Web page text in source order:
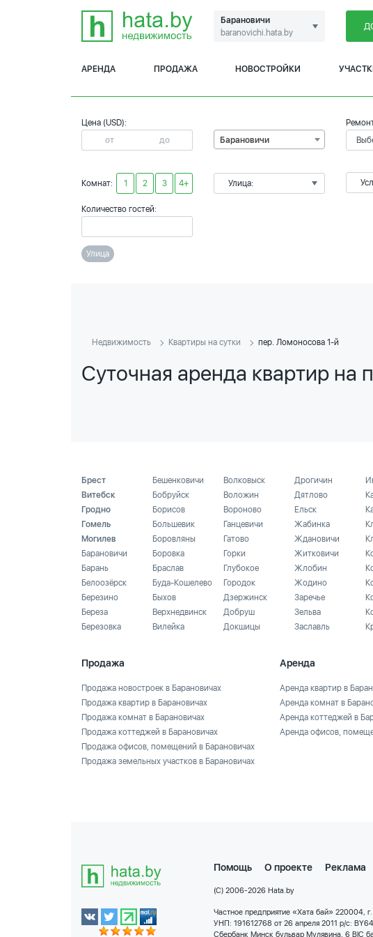
Барановичи
baranovichi.hata.by
АРЕНДА ПРОДАЖА НОВОСТРОЙКИ
Цена (USD):
Комнат: 1 2 3 4+
Количество гостей:
Барановичи
Улица:
Улица
Недвижимость Квартиры на сутки пер. Ломоносова 1-й
Суточная аренда квартир на
Брест
Витебск
Гродно
Гомель
Могилев
Барановичи
Барань
Белоозёрск
Березино
Береза
Березовка
Бешенковичи
Бобруйск
Борисов
Большевик
Боровляны
Боровка
Браслав
Буда-Кошелево
Быхов
Верхнедвинск
Вилейка
Волковыск
Воложин
Вороново
Ганцевичи
Гатово
Горки
Глубокое
Городок
Дзержинск
Добруш
Докшицы
Дрогичин
Дятлово
Ельск
Жабинка
Ждановичи
Житковичи
Жлобин
Жодино
Заречье
Зельва
Заславль
Продажа
Продажа новостроек в Барановичах
Продажа квартир в Барановичах
Продажа комнат в Барановичах
Продажа коттеджей в Барановичах
Продажа офисов, помещений в Барановичах
Продажа земельных участков в Барановичах
Аренда
Аренда квартир в
Аренда комнат в
Аренда коттеджей в
Аренда офисов,
Помощь О проекте Реклама
(C) 2006-2026 Hata.by
Частное предприятие «Хата бай» 220004,
УНП: 191612768 от 26 апреля 2011 р/с:
Сбербанк Минск бульвар Мулявина, 6 BIC